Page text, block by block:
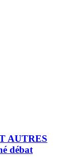
AUTRES
débat